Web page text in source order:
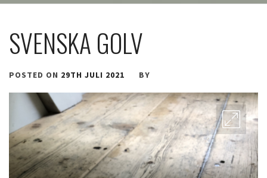
SVENSKA GOLV
POSTED ON 29TH JULI 2021 BY